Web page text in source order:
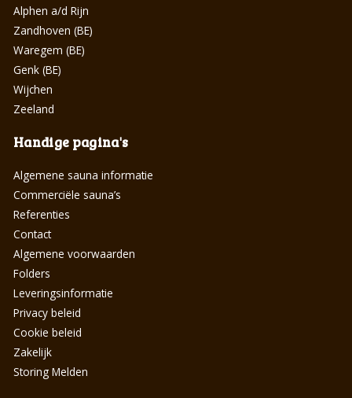
Alphen a/d Rijn
Zandhoven (BE)
Waregem (BE)
Genk (BE)
Wijchen
Zeeland
Handige pagina's
Algemene sauna informatie
Commerciële sauna’s
Referenties
Contact
Algemene voorwaarden
Folders
Leveringsinformatie
Privacy beleid
Cookie beleid
Zakelijk
Storing Melden